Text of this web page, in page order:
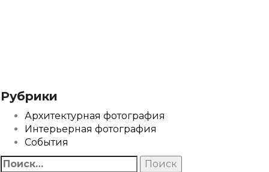
Рубрики
Архитектурная фотография
Интерьерная фотография
События
Найти: